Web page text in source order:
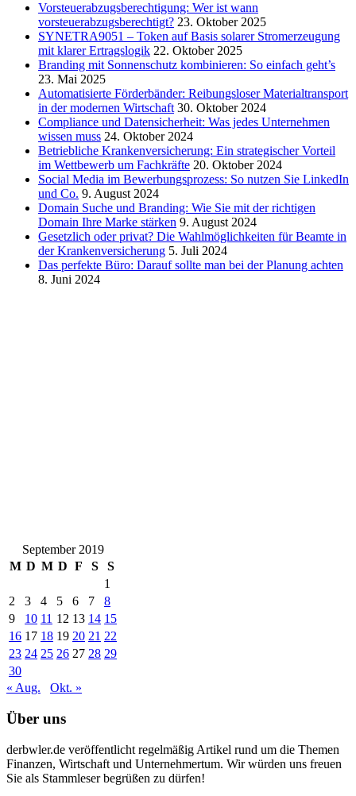
Vorsteuerabzugsberechtigung: Wer ist wann
vorsteuerabzugsberechtigt? 23. Oktober 2025
SYNETRA9051 – Token auf Basis solarer Stromerzeugung
mit klarer Ertragslogik 22. Oktober 2025
Branding mit Sonnenschutz kombinieren: So einfach geht’s
23. Mai 2025
Automatisierte Förderbänder: Reibungsloser Materialtransport
in der modernen Wirtschaft 30. Oktober 2024
Compliance und Datensicherheit: Was jedes Unternehmen
wissen muss 24. Oktober 2024
Betriebliche Krankenversicherung: Ein strategischer Vorteil
im Wettbewerb um Fachkräfte 20. Oktober 2024
Social Media im Bewerbungsprozess: So nutzen Sie LinkedIn
und Co. 9. August 2024
Domain Suche und Branding: Wie Sie mit der richtigen
Domain Ihre Marke stärken 9. August 2024
Gesetzlich oder privat? Die Wahlmöglichkeiten für Beamte in
der Krankenversicherung 5. Juli 2024
Das perfekte Büro: Darauf sollte man bei der Planung achten
8. Juni 2024
September 2019
M D M D F S
S
1
2
3 4 5 6 7
8
9
10 11 12 13 14 15
16 17 18 19 20 21 22
23 24 25 26 27 28 29
30
« Aug.
Okt. »
Über uns
derbwler.de veröffentlicht regelmäßig Artikel rund um die Themen
Finanzen, Wirtschaft und Unternehmertum. Wir würden uns freuen
Sie als Stammleser begrüßen zu dürfen!